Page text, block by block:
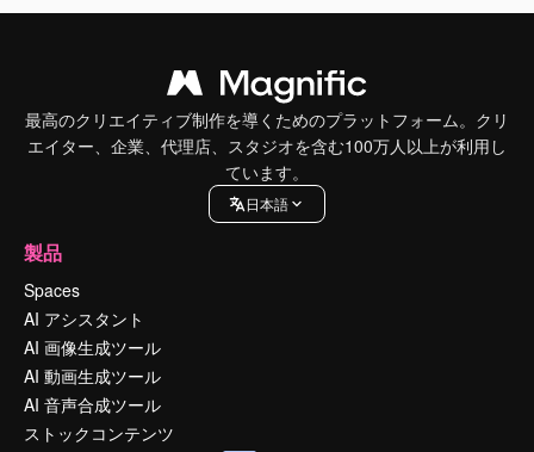
最高のクリエイティブ制作を導くためのプラットフォーム。クリ
エイター、企業、代理店、スタジオを含む100万人以上が利用し
ています。
日本語
製品
Spaces
AI アシスタント
AI 画像生成ツール
AI 動画生成ツール
AI 音声合成ツール
ストックコンテンツ